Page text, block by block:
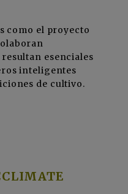
como el proyecto
esenciales
inteligentes
de cultivo.